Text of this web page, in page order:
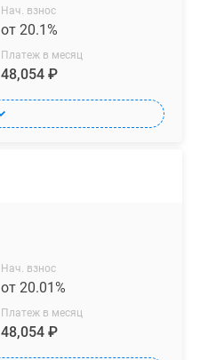
Нач. взнос
от 20.1%
Платеж в месяц
48,054 ₽
Нач. взнос
от 20.01%
Платеж в месяц
48,054 ₽